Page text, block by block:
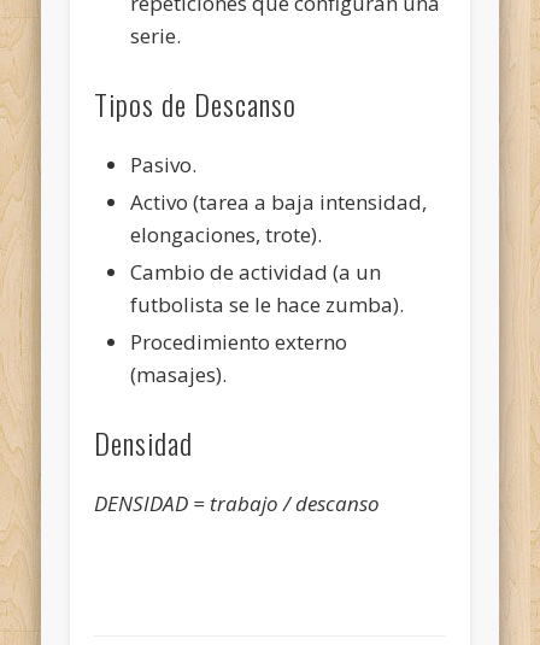
serie.
Tipos de Descanso
Pasivo.
Activo (tarea a baja intensidad,
elongaciones, trote).
Cambio de actividad (a un
futbolista se le hace zumba).
Procedimiento externo
(masajes).
Densidad
DENSIDAD = trabajo / descanso